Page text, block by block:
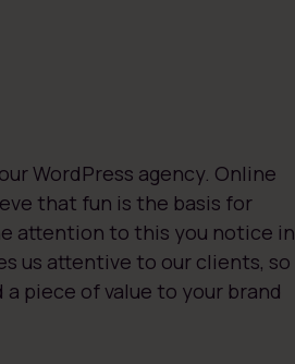
WordPress agency. Online
that fun is the basis for
attention to this you notice in
us attentive to our clients, so
piece of value to your brand